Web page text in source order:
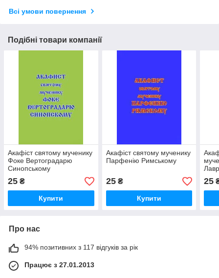
Всі умови повернення
Подібні товари компанії
Акафіст святому мученику
Фоке Вертоградарю
Синопському
25 ₴
Купити
Акафіст святому мученику
Парфенію Римському
25₴
Купити
25
Про нас
94% позитивних з 117 відгуків за рік
Працює з 27.01.2013